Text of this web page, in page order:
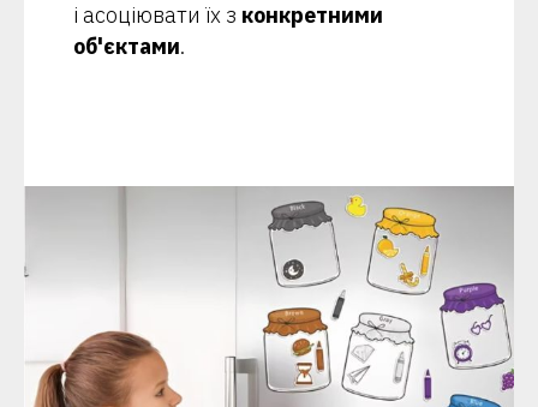
і асоціювати їх з конкретними
об'єктами.